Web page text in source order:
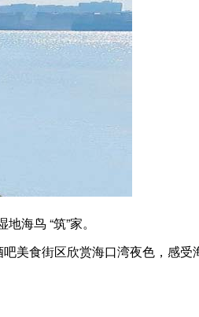
海鸟 “筑”家。
美食街区欣赏海口湾夜色，感受